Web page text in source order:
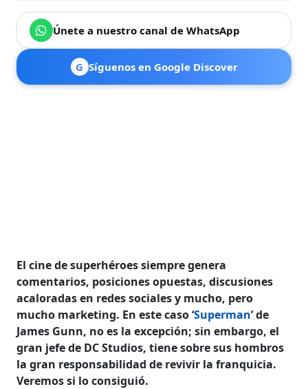
Únete a nuestro canal de WhatsApp
G Síguenos en Google Discover
El cine de superhéroes siempre genera
comentarios, posiciones opuestas, discusiones
acaloradas en redes sociales y mucho, pero
mucho marketing. En este caso ‘Superman’ de
James Gunn, no es la excepción; sin embargo, el
gran jefe de DC Studios, tiene sobre sus hombros
la gran responsabilidad de revivir la franquicia.
Veremos si lo consiguió.